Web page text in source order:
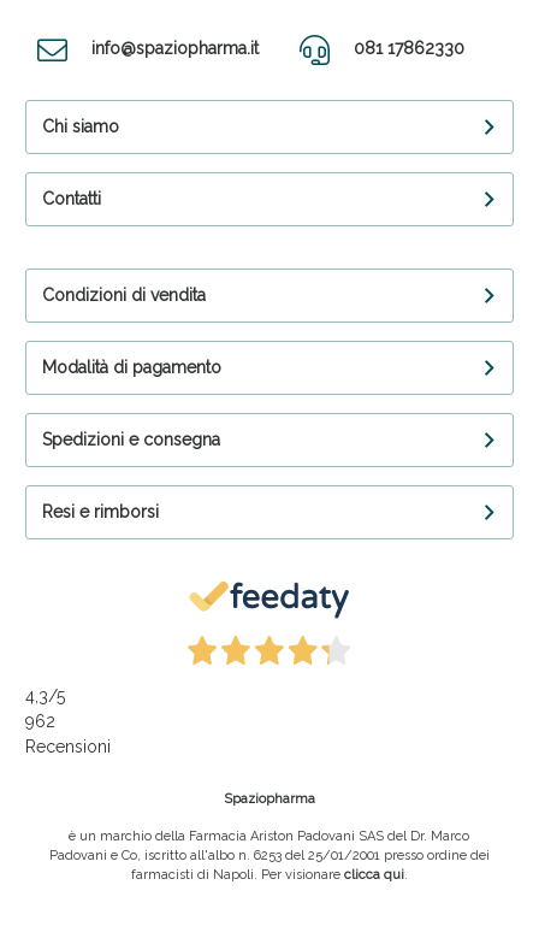
info@spaziopharma.it 081 17862330
Chi siamo
Contatti
Condizioni di vendita
Modalità di pagamento
Spedizioni e consegna
Resi e rimborsi
4,3/5
962
Recensioni
Spaziopharma
è un marchio della Farmacia Ariston Padovani SAS del Dr. Marco
Padovani e Co, iscritto all'albo n. 6253 del 25/01/2001 presso ordine dei
farmacisti di Napoli. Per visionare clicca qui.